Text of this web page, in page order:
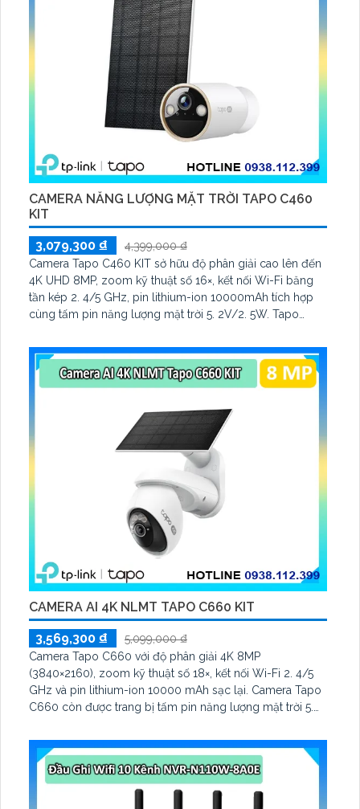
CAMERA NĂNG LƯỢNG MẶT TRỜI TAPO C460
KIT
3,079,300 ₫
4,399,000 ₫
Camera Tapo C460 KIT sở hữu độ phân giải cao lên đến
4K UHD 8MP, zoom kỹ thuật số 16×, kết nối Wi-Fi băng
tần kép 2. 4/5 GHz, pin lithium-ion 10000mAh tích hợp
cùng tấm pin năng lượng mặt trời 5. 2V/2. 5W. Tapo
biến Starlight, tầm nhìn lên đến 15 m
CAMERA AI 4K NLMT TAPO C660 KIT
3,569,300 ₫
5,099,000 ₫
Camera Tapo C660 với độ phân giải 4K 8MP
(3840×2160), zoom kỹ thuật số 18×, kết nối Wi-Fi 2. 4/5
GHz và pin lithium-ion 10000 mAh sạc lại. Camera Tapo
C660 còn được trang bị tấm pin năng lượng mặt trời 5.
tiện, lưu trữ thẻ microSD tối đa 512 GB